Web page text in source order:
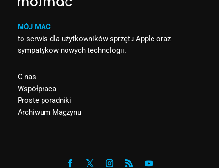
MÓJ MAC
to serwis dla użytkowników sprzętu Apple oraz
sympatyków nowych technologii.
O nas
Współpraca
Proste poradniki
Archiwum Magzynu